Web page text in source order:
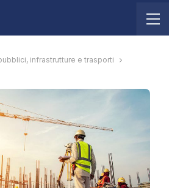
infrastrutture e trasporti